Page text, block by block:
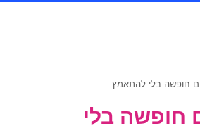
חופשה בלי להתאמץ
חופשה בלי